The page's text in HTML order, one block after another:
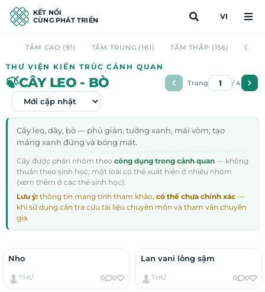
KẾT NỐI
CÙNG PHÁT TRIỂN
VI
TẦM CAO (91) TẦM TRUNG (161) TẦM THẤP (156) CAU
THƯ VIỆN KIẾN TRÚC CẢNH QUAN
🍃CÂY LEO - BÒ Trang / 4
Cây leo, dây, bò — phủ giàn, tường xanh, mái vòm; tạo
mảng xanh đứng và bóng mát.
Cây được phân nhóm theo công dụng trong cảnh quan — không
thuần theo sinh học; một loài có thể xuất hiện ở nhiều nhóm
(xem thêm ở các thẻ sinh học).
Lưu ý: thông tin mang tính tham khảo, có thể chưa chính xác —
khi sử dụng cần tra cứu tài liệu chuyên môn và tham vấn chuyên
gia.
Nho
THƯ 0 0
Lan vani lông sậm
THƯ 0 0